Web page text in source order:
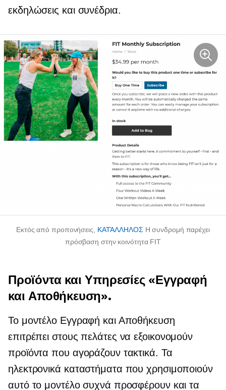
εκδηλώσεις και συνέδρια.
Εκτός από προπονήσεις, ΚΑΤΆΛΛΗΛΟΣΗ συνδρομή παρέχει
πρόσβαση στην κοινότητα FIT
Προϊόντα και Υπηρεσίες «Εγγραφή
και Αποθήκευση».
Το μοντέλο Εγγραφή και Αποθήκευση
επιτρέπει στους πελάτες να εξοικονομούν
προϊόντα που αγοράζουν τακτικά. Τα
ηλεκτρονικά καταστήματα που χρησιμοποιούν
αυτό το μοντέλο συχνά προσφέρουν και τα